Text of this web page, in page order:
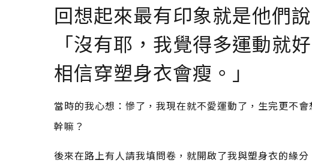
回想起來最有印象就是他們
「沒有耶，我覺得多運動就
相信穿塑身衣會瘦。」
當時的我心想：慘了，我現在就不愛運動了，生完更不
幹嘛？
後來在路上有人請我填問卷，就開啟了我與塑身衣的緣